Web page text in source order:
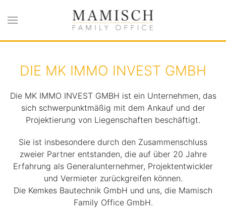
Zum Hauptinhalt springen
DIE MK IMMO INVEST GMBH
Die MK IMMO INVEST GMBH ist ein Unternehmen, das
sich schwerpunktmäßig mit dem Ankauf und der
Projektierung von Liegenschaften beschäftigt.
Sie ist insbesondere durch den Zusammenschluss
zweier Partner entstanden, die auf über 20 Jahre
Erfahrung als Generalunternehmer, Projektentwickler
und Vermieter zurückgreifen können.
Die Kemkes Bautechnik GmbH und uns, die Mamisch
Family Office GmbH.